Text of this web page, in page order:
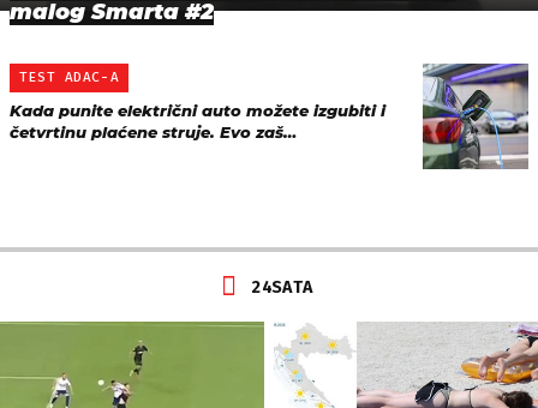
malog Smarta #2
TEST ADAC-A
Kada punite električni auto možete izgubiti i
četvrtinu plaćene struje. Evo zaš…